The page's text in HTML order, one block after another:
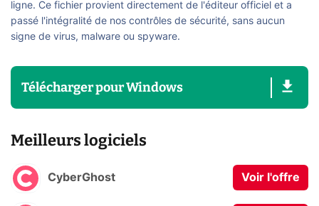
ligne. Ce fichier provient directement de l'éditeur officiel et a
passé l'intégralité de nos contrôles de sécurité, sans aucun
signe de virus, malware ou spyware.
TéléchargerpourWindows
Meilleurs logiciels
CyberGhost Voir l'offre